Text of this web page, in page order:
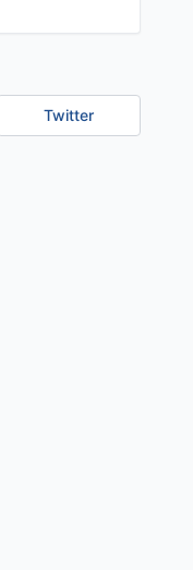
Twitter